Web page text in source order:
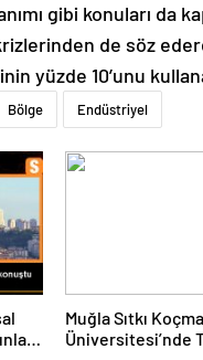
gibi konuları da
de söz
yüzde 10’unu
Bölge Endüstriyel
Muğla Sıtkı
Üniversitesi’nde